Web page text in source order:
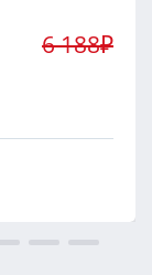
6 188₽